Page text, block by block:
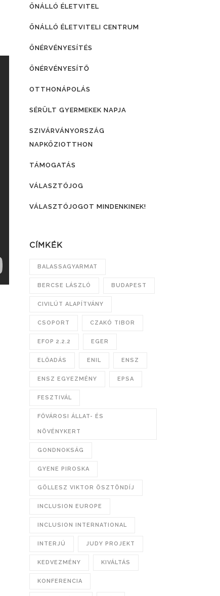
ÖNÁLLÓ ÉLETVITEL
ÖNÁLLÓ ÉLETVITELI CENTRUM
ÖNÉRVÉNYESÍTÉS
ÖNÉRVÉNYESÍTŐ
OTTHONÁPOLÁS
SÉRÜLT GYERMEKEK NAPJA
SZIVÁRVÁNYORSZÁG
NAPKÖZIOTTHON
TÁMOGATÁS
VÁLASZTÓJOG
VÁLASZTÓJOGOT MINDENKINEK!
CÍMKÉK
BALASSAGYARMAT
BERCSE LÁSZLÓ BUDAPEST
CIVILÚT ALAPÍTVÁNY
CSOPORT CZAKÓ TIBOR
EFOP 2.2.2 EGER
ELŐADÁS ENIL ENSZ
ENSZ EGYEZMÉNY EPSA
FESZTIVÁL
FŐVÁROSI ÁLLAT- ÉS
NÖVÉNYKERT
GONDNOKSÁG
GYENE PIROSKA
GÖLLESZ VIKTOR ÖSZTÖNDÍJ
INCLUSION EUROPE
INCLUSION INTERNATIONAL
INTERJÚ JUDY PROJEKT
KEDVEZMÉNY KIVÁLTÁS
KONFERENCIA